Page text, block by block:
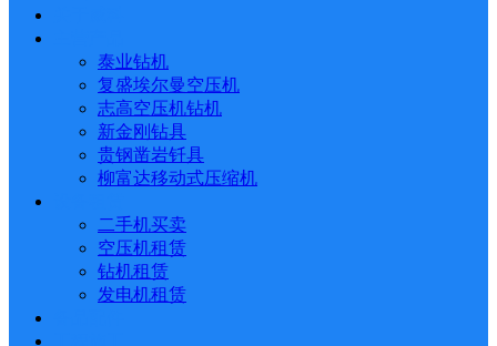
泰业钻机
复盛埃尔曼空压机
志高空压机钻机
新金刚钻具
贵钢凿岩钎具
柳富达移动式压缩机
二手机买卖
空压机租赁
钻机租赁
发电机租赁